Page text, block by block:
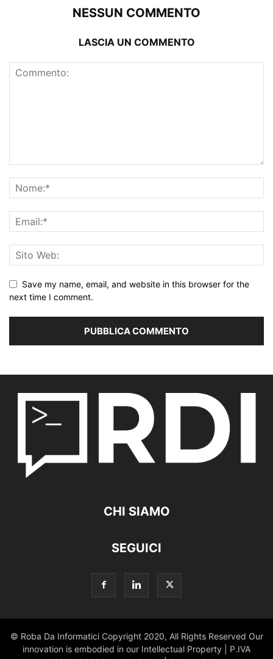
NESSUN COMMENTO
LASCIA UN COMMENTO
Save my name, email, and website in this browser for the
next time I comment.
CHI SIAMO
SEGUICI
© Roba Da Informatici Copyright 2020, All Rights Reserved Our
innovation is embodied in our Intellectual Property | P.IVA